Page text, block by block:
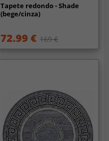
Tapete redondo - Shade
(bege/cinza)
72.99 € 169 €